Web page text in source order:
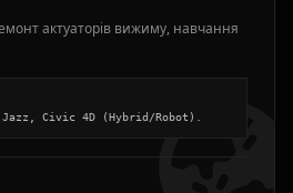
актуаторів вижиму, навчання
Civic 4D (Hybrid/Robot).